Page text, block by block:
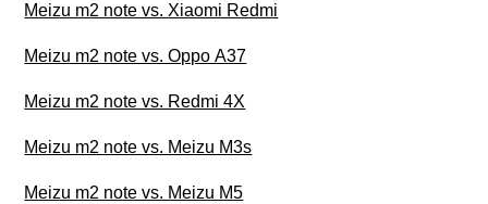
Meizu m2 note vs. Xiaomi Redmi
Meizu m2 note vs. Oppo A37
Meizu m2 note vs. Redmi 4X
Meizu m2 note vs. Meizu M3s
Meizu m2 note vs. Meizu M5